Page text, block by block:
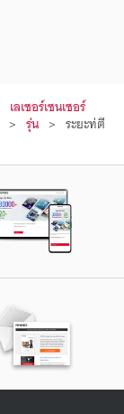
เลเซอร์เซนเซอร์
รุ่น ระยะท่ตี